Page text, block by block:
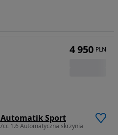
Automatik Sport
1.6 Automatyczna skrzynia
4 950 PLN